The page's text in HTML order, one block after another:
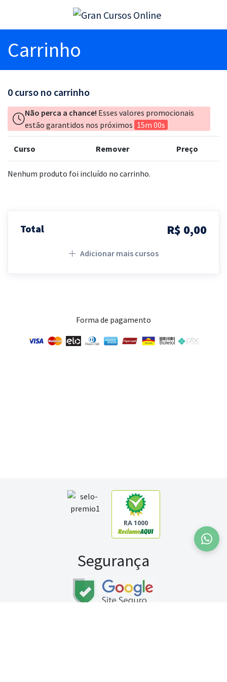
Carrinho
0 curso no carrinho
Não perca a chance! Esses valores promocionais
estão garantidos nos próximos 15m 00s
Curso Remover Preço
Nenhum produto foi incluído no carrinho.
Total R$ 0,00
Adicionar mais cursos
Forma de pagamento
RA 1000
Segurança